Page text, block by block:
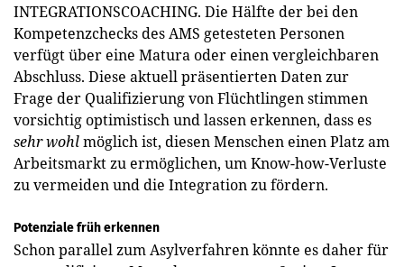
INTEGRATIONSCOACHING. Die Hälfte der bei den
Kompetenzchecks des AMS getesteten Personen
verfügt über eine Matura oder einen vergleichbaren
Abschluss. Diese aktuell präsentierten Daten zur
Frage der Qualifizierung von Flüchtlingen stimmen
vorsichtig optimistisch und lassen erkennen, dass es
sehr wohlmöglich ist, diesen Menschen einen Platz am
Arbeitsmarkt zu ermöglichen, um Know-how-Verluste
zu vermeiden und die Integration zu fördern.
Potenziale früh erkennen
Schon parallel zum Asylverfahren könnte es daher für